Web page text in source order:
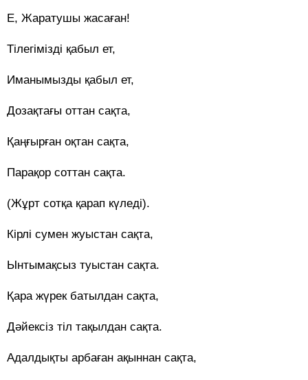
Е, Жаратушы жасаған!
Тілегімізді қабыл ет,
Иманымызды қабыл ет,
Дозақтағы оттан сақта,
Қаңғырған оқтан сақта,
Парақор соттан сақта.
(Жұрт сотқа қарап күледі).
Кірлі сумен жуыстан сақта,
Ынтымақсыз туыстан сақта.
Қара жүрек батылдан сақта,
Дәйексіз тіл тақылдан сақта.
Адалдықты арбаған ақыннан сақта,